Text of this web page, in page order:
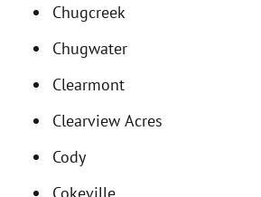
Chugcreek
Chugwater
Clearmont
Clearview Acres
Cody